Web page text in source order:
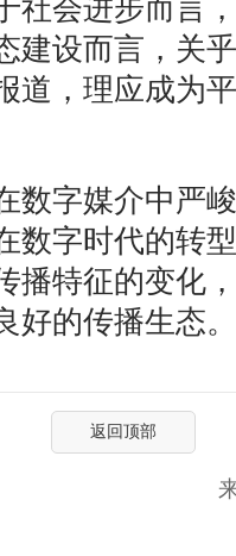
社会进步而言
建设而言，关
道，理应成为
字媒介中严峻
数字时代的转
播特征的变化
好的传播生态。
返回顶部